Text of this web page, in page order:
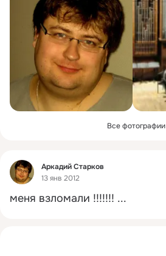
Все фотографии
Фид
Аркадий Старков
13 янв 2012
меня взломали !!!!!!! ...